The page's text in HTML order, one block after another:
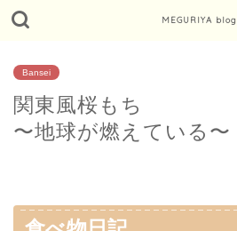
MEGURIYA blog
Bansei
関東風桜もち
〜地球が燃えている〜